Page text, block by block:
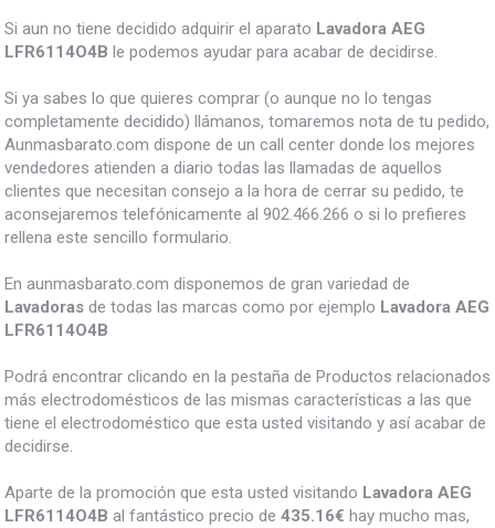
Si aun no tiene decidido adquirir el aparato Lavadora AEG
LFR6114O4B le podemos ayudar para acabar de decidirse.
Si ya sabes lo que quieres comprar (o aunque no lo tengas
completamente decidido) llámanos, tomaremos nota de tu pedido,
Aunmasbarato.com dispone de un call center donde los mejores
vendedores atienden a diario todas las llamadas de aquellos
clientes que necesitan consejo a la hora de cerrar su pedido, te
aconsejaremos telefónicamente al 902.466.266 o si lo prefieres
rellena este sencillo formulario.
En aunmasbarato.com disponemos de gran variedad de
Lavadoras de todas las marcas como por ejemplo Lavadora AEG
LFR6114O4B
Podrá encontrar clicando en la pestaña de Productos relacionados
más electrodomésticos de las mismas características a las que
tiene el electrodoméstico que esta usted visitando y así acabar de
decidirse.
Aparte de la promoción que esta usted visitando Lavadora AEG
LFR6114O4B al fantástico precio de 435.16€ hay mucho mas,